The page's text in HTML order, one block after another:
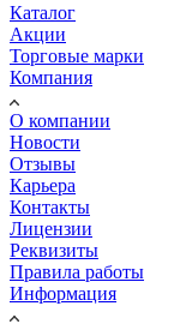
Каталог
Акции
Торговые марки
Компания
О компании
Новости
Отзывы
Карьера
Контакты
Лицензии
Реквизиты
Правила работы
Информация